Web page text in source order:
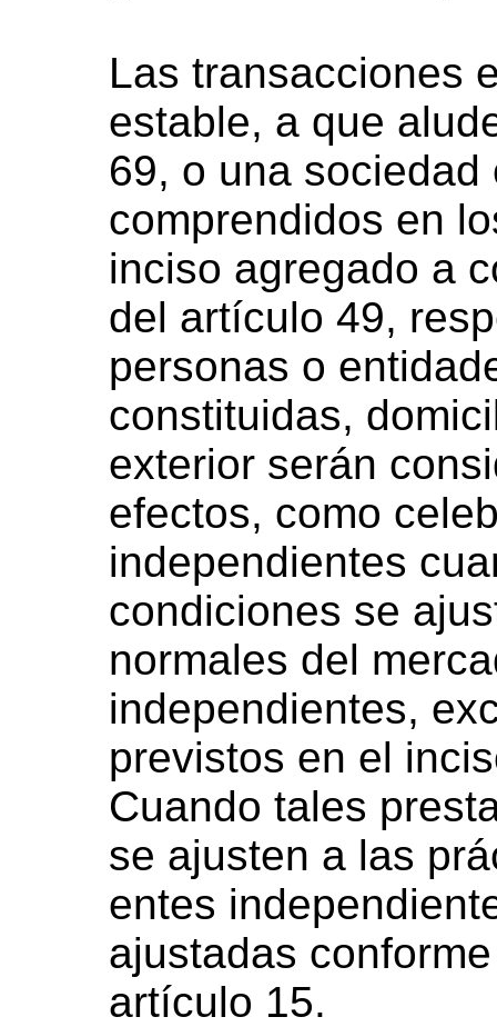
Las transacciones
estable, a que
69, o una sociedad
comprendidos en
inciso agregado a
del artículo 49,
personas o
constituidas,
exterior serán
efectos, como
independientes
condiciones se
normales del
independientes,
previstos en el
Cuando tales
se ajusten a las
entes
ajustadas
artículo 15.